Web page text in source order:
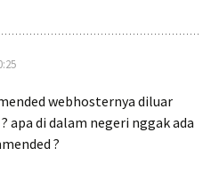
webhosternya diluar
apa di dalam negeri nggak ada
?